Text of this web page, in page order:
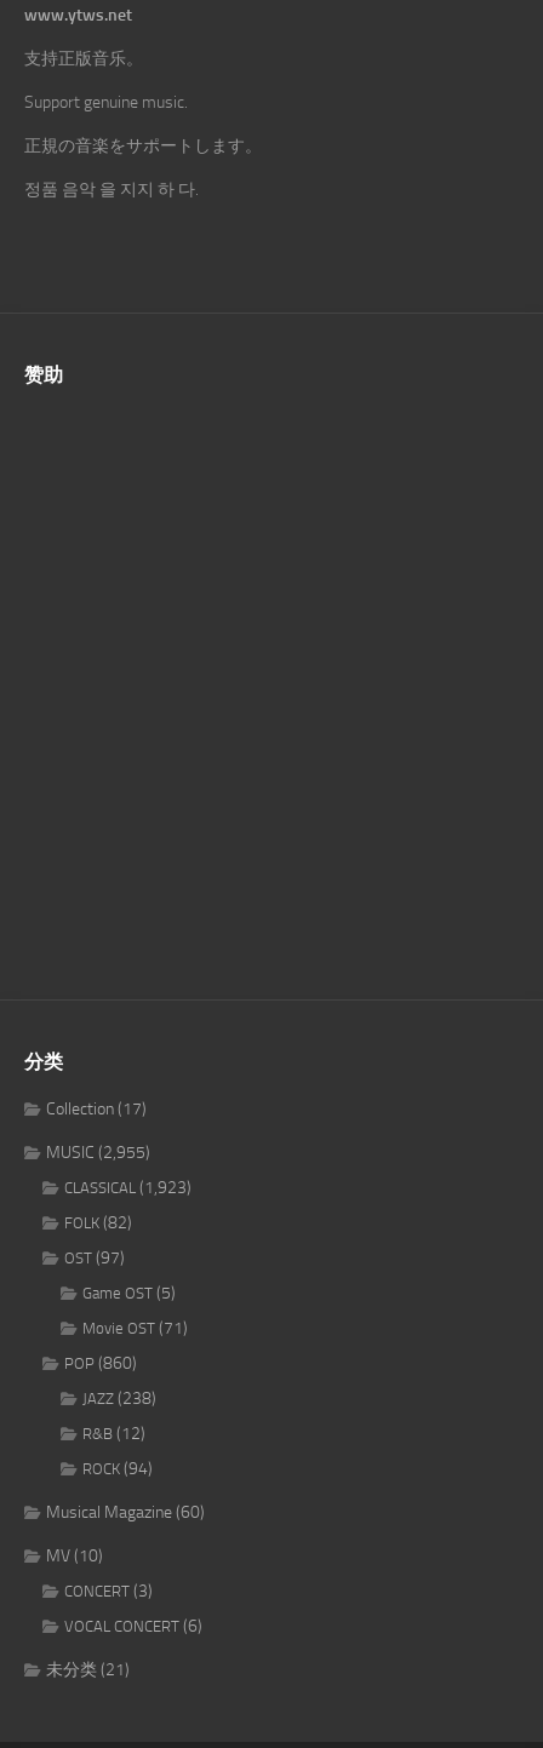
www.ytws.net
支持正版音乐。
Support genuine music.
正規の音楽をサポートします。
정품 음악 을 지지 하 다.
赞助
分类
Collection(17)
MUSIC (2,955)
CLASSICAL (1,923)
FOLK (82)
OST (97)
Game OST (5)
Movie OST (71)
POP (860)
JAZZ (238)
R&B (12)
ROCK (94)
Musical Magazine(60)
MV(10)
CONCERT (3)
VOCAL CONCERT (6)
未分类(21)